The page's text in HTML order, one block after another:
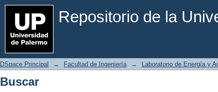
Repositorio de la
Buscar
DSpace Principal → Facultad de Ingeniería → Laboratorio de Energía y
Buscar